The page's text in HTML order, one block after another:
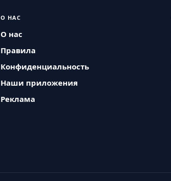
О НАС
О нас
Правила
Конфиденциальность
Наши приложения
Реклама